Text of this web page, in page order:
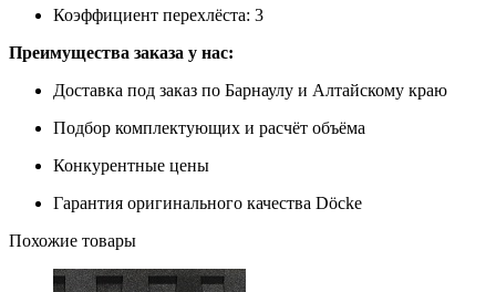
Коэффициент перехлёста: 3
Преимущества заказа у нас:
Доставка под заказ по Барнаулу и Алтайскому краю
Подбор комплектующих и расчёт объёма
Конкурентные цены
Гарантия оригинального качества Döcke
Похожие товары